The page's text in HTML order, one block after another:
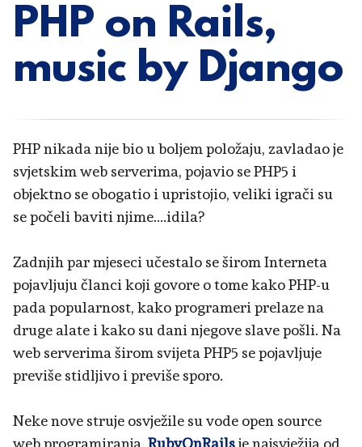
PHP on Rails,
music by Django
PHP nikada nije bio u boljem položaju, zavladao je
svjetskim web serverima, pojavio se PHP5 i
objektno se obogatio i upristojio, veliki igrači su
se počeli baviti njime....idila?
Zadnjih par mjeseci učestalo se širom Interneta
pojavljuju članci koji govore o tome kako PHP-u
pada popularnost, kako programeri prelaze na
druge alate i kako su dani njegove slave pošli. Na
web serverima širom svijeta PHP5 se pojavljuje
previše stidljivo i previše sporo.
Neke nove struje osvježile su vode open source
web programiranja. RubyOnRailsje najsvježija od